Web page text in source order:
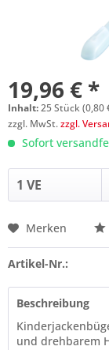
19,96 € *
Inhalt:25 Stück (0,80
zzgl. MwSt.zzgl.
Sofort
Preis
Merken
Artikel-Nr.:
Beschreibung
und drehbarem